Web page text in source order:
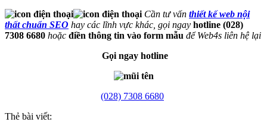
Cần tư vấn thiết kế web nội
thất chuẩn SEO hay các lĩnh vực khác, gọi ngay hotline (028)
7308 6680 hoặc điền thông tin vào form mẫu để Web4s liên hệ lại
Gọi ngay hotline
(028) 7308 6680
Thẻ bài viết: